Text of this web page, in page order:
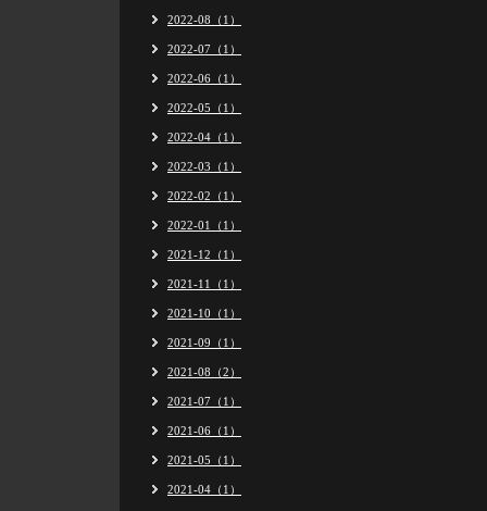
2022-08（1）
2022-07（1）
2022-06（1）
2022-05（1）
2022-04（1）
2022-03（1）
2022-02（1）
2022-01（1）
2021-12（1）
2021-11（1）
2021-10（1）
2021-09（1）
2021-08（2）
2021-07（1）
2021-06（1）
2021-05（1）
2021-04（1）